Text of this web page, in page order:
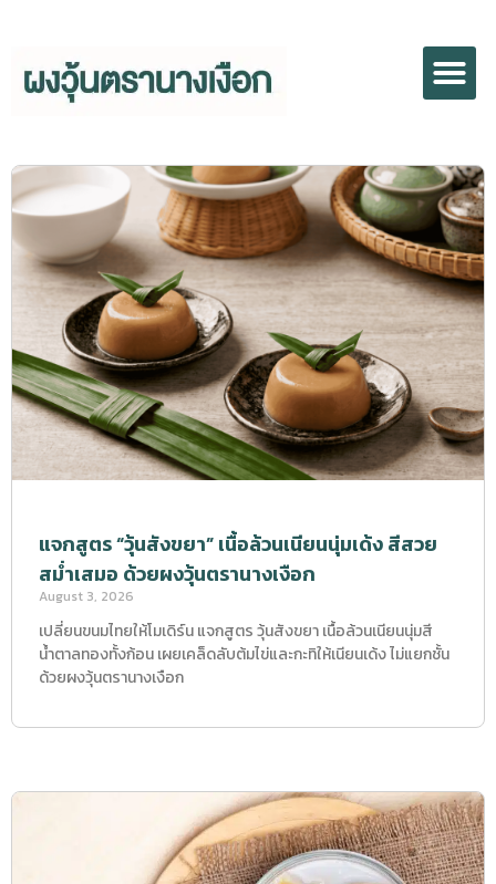
แจกสูตร “วุ้นสังขยา” เนื้อล้วนเนียนนุ่มเด้ง สีสวย
สม่ำเสมอ ด้วยผงวุ้นตรานางเงือก
August 3, 2026
เปลี่ยนขนมไทยให้โมเดิร์น แจกสูตร วุ้นสังขยา เนื้อล้วนเนียนนุ่มสี
น้ำตาลทองทั้งก้อน เผยเคล็ดลับต้มไข่และกะทิให้เนียนเด้ง ไม่แยกชั้น
ด้วยผงวุ้นตรานางเงือก